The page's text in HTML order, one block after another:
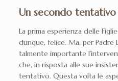
Un secondo tentativo
La prima esperienza delle
dunque, felice. Ma, per Padre
talmente importante
che, in risposta alle sue
tentativo. Questa volta le